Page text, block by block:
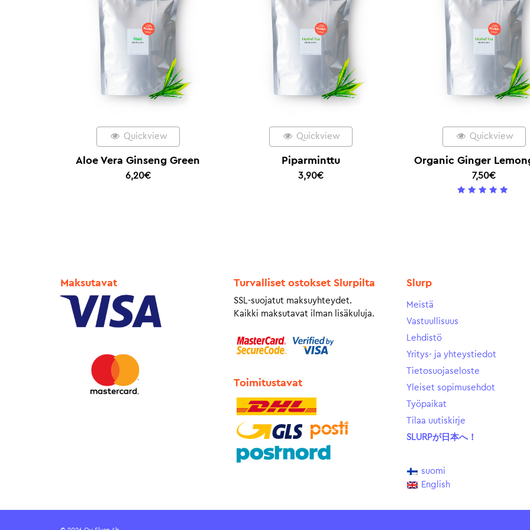
Quickview
Aloe Vera Ginseng Green
6,20€
Quickview
Piparminttu
3,90€
Quickview
Organic Ginger
7,50€
Maksutavat Turvalliset ostokset Slurpilta
SSL-suojatut maksuyhteydet.
Kaikki maksutavat ilman lisäkuluja.
Toimitustavat
Slurp
Meistä
Vastuullisuus
Lehdistö
Yritys- ja yhteystiedot
Tietosuojaseloste
Yleiset sopimusehdot
Työpaikat
Tilaa uutiskirje
SLURPが日本へ！
suomi
English